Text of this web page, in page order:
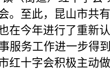
。至此，昆山市共
在今年进行了重新
服务工作进一步得
红十字会积极主动